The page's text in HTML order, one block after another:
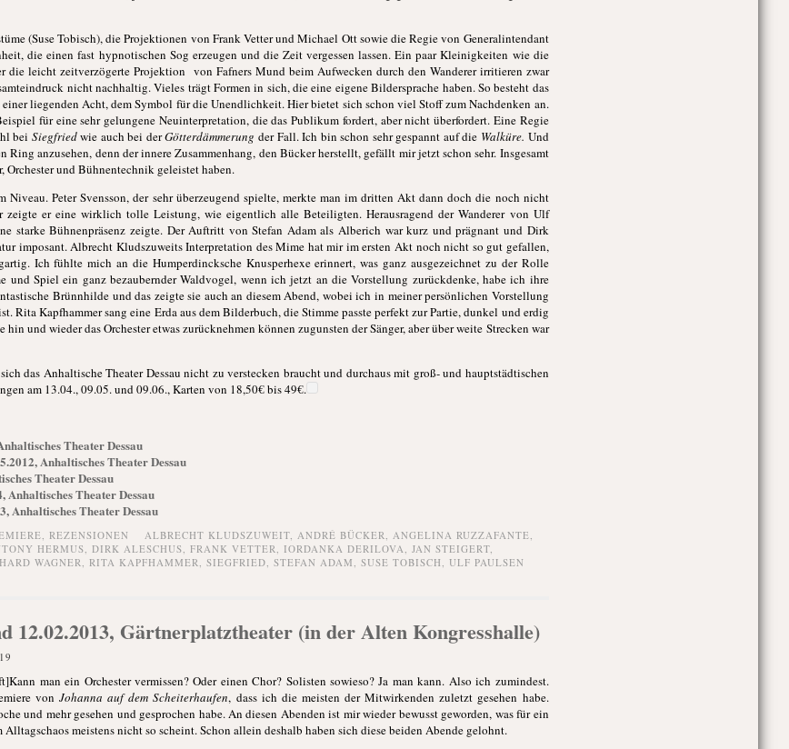
(Suse Tobisch), die Projektionen von Frank Vetter und Michael Ott sowie die Regie von Generalintendant
die einen fast hypnotischen Sog erzeugen und die Zeit vergessen lassen. Ein paar Kleinigkeiten wie die
die leicht zeitverzögerte Projektion von Fafners Mund beim Aufwecken durch den Wanderer irritieren zwar
nicht nachhaltig. Vieles trägt Formen in sich, die eine eigene Bildersprache haben. So besteht das
einer liegenden Acht, dem Symbol für die Unendlichkeit. Hier bietet sich schon viel Stoff zum Nachdenken an.
für eine sehr gelungene Neuinterpretation, die das Publikum fordert, aber nicht überfordert. Eine Regie
bei Siegfriedwie auch bei derGötterdämmerung der Fall. Ich bin schon sehr gespannt auf die Walküre. Und
Ring anzusehen, denn der innere Zusammenhang, den Bücker herstellt, gefällt mir jetzt schon sehr. Insgesamt
Orchester und Bühnentechnik geleistet haben.
Niveau. Peter Svensson, der sehr überzeugend spielte, merkte man im dritten Akt dann doch die noch nicht
zeigte er eine wirklich tolle Leistung, wie eigentlich alle Beteiligten. Herausragend der Wanderer von Ulf
starke Bühnenpräsenz zeigte. Der Auftritt von Stefan Adam als Alberich war kurz und prägnant und Dirk
imposant. Albrecht Kludszuweits Interpretation des Mime hat mir im ersten Akt noch nicht so gut gefallen,
Ich fühlte mich an die Humperdincksche Knusperhexe erinnert, was ganz ausgezeichnet zu der Rolle
und Spiel ein ganz bezaubernder Waldvogel, wenn ich jetzt an die Vorstellung zurückdenke, habe ich ihre
Brünnhilde und das zeigte sie auch an diesem Abend, wobei ich in meiner persönlichen Vorstellung
Rita Kapfhammer sang eine Erda aus dem Bilderbuch, die Stimme passte perfekt zur Partie, dunkel und erdig
und wieder das Orchester etwas zurücknehmen können zugunsten der Sänger, aber über weite Strecken war
das Anhaltische Theater Dessau nicht zu verstecken braucht und durchaus mit groß- und hauptstädtischen
am 13.04., 09.05. und 09.06., Karten von 18,50€ bis 49€.
Theater Dessau
Anhaltisches Theater Dessau
Theater Dessau
Theater Dessau
Anhaltisches Theater Dessau
REZENSIONEN ALBRECHT KLUDSZUWEIT, ANDRÉ BÜCKER, ANGELINA RUZZAFANTE,
HERMUS, DIRK ALESCHUS, FRANK VETTER, IORDANKA DERILOVA, JAN STEIGERT,
WAGNER, RITA KAPFHAMMER, SIEGFRIED, STEFAN ADAM, SUSE TOBISCH, ULF PAULSEN
12.02.2013, Gärtnerplatztheater (in der Alten Kongresshalle)
man ein Orchester vermissen? Oder einen Chor? Solisten sowieso? Ja man kann. Also ich zumindest.
von Johanna auf dem Scheiterhaufen, dass ich die meisten der Mitwirkenden zuletzt gesehen habe.
und mehr gesehen und gesprochen habe. An diesen Abenden ist mir wieder bewusst geworden, was für ein
meistens nicht so scheint. Schon allein deshalb haben sich diese beiden Abende gelohnt.